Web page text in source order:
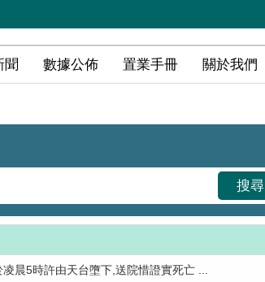
聞 數據公佈 置業手冊 關於我們
搜尋
晨5時許由天台墮下,送院惜證實死亡 ...